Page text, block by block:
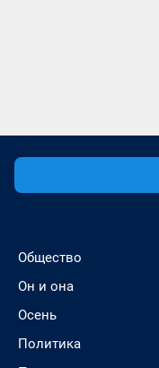
Общество
Он и она
Осень
Политика